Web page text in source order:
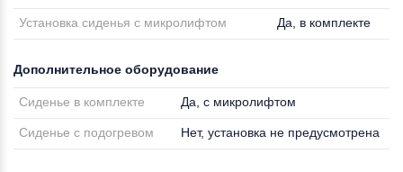
Установка сиденья с микролифтом Да, в комплекте
Дополнительное оборудование
Сиденье в комплекте Да, с микролифтом
Сиденье с подогревом Нет, установка не предусмотрена